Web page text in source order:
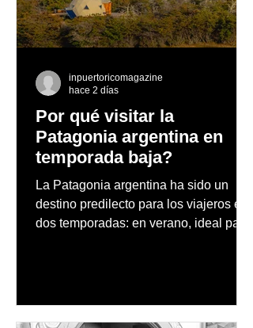
exclusivas cervezas de
especialidad en un
evento abierto al público
Por qué visitar la
Patagonia argentina en
temporada baja?
La Patagonia argentina ha sido un
destino predilecto para los viajeros en
dos temporadas: en verano, ideal para
inpuertoricomagazine
hace 2 días